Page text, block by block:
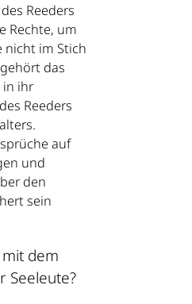
Reeders
Rechte, um
nicht im Stich
das
in ihr
Reeders
auf
und
den
sein
dem
Seeleute?